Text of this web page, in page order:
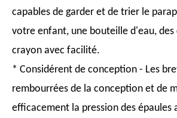
capables de garder et de trier le
votre enfant, une bouteille d'eau, des
crayon avec facilité.
* Considérent de conception - Les
rembourrées de la conception et de
efficacement la pression des